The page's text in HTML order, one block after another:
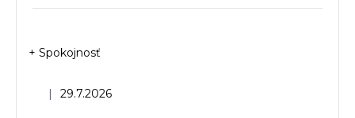
Hodnotenie obchodu je 5 z 5 hviezdičiek.
| 29.7.2026
+ Spokojnosť